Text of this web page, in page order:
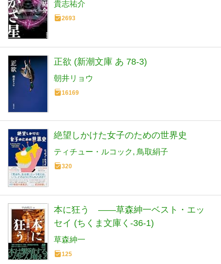
貴志祐介
2693
正欲 (新潮文庫 あ 78-3)
朝井リョウ
16169
絶望しかけた女子のための世界史
ティチュー・ルコック 鳥取絹子
320
本に狂う ――草森紳一ベスト・エッ
セイ (ちくま文庫く-36-1)
草森紳一
125